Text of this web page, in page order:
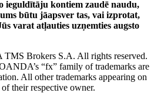
ieguldītāju kontiem zaudē naudu,
būtu jāapsver tas, vai izprotat,
varat atļauties uzņemties augsto
Brokers S.A. All rights reserved.
“fx” family of trademarks are
All other trademarks appearing on
their respective owner.